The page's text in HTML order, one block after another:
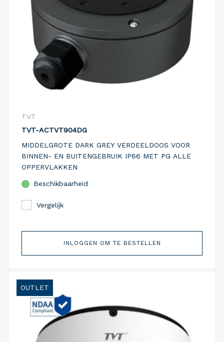
TVT
TVT-ACTVT904DG
MIDDELGROTE DARK GREY VERDEELDOOS VOOR
BINNEN- EN BUITENGEBRUIK IP66 MET PG ALLE
OPPERVLAKKEN
Beschikbaarheid
Vergelijk
INLOGGEN OM TE BESTELLEN
OUTLET